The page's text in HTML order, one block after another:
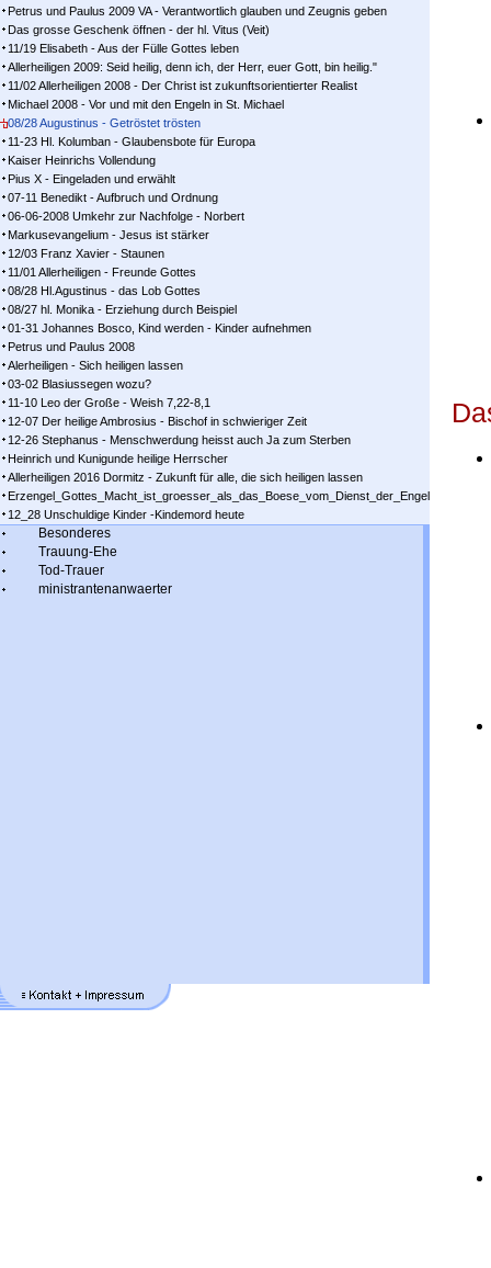
Petrus und Paulus 2009 VA - Verantwortlich glauben und Zeugnis geben
Das grosse Geschenk öffnen - der hl. Vitus (Veit)
11/19 Elisabeth - Aus der Fülle Gottes leben
Allerheiligen 2009: Seid heilig, denn ich, der Herr, euer Gott, bin heilig."
11/02 Allerheiligen 2008 - Der Christ ist zukunftsorientierter Realist
Michael 2008 - Vor und mit den Engeln in St. Michael
08/28 Augustinus - Getröstet trösten
11-23 Hl. Kolumban - Glaubensbote für Europa
Kaiser Heinrichs Vollendung
Pius X - Eingeladen und erwählt
07-11 Benedikt - Aufbruch und Ordnung
06-06-2008 Umkehr zur Nachfolge - Norbert
Markusevangelium - Jesus ist stärker
12/03 Franz Xavier - Staunen
11/01 Allerheiligen - Freunde Gottes
08/28 Hl.Agustinus - das Lob Gottes
08/27 hl. Monika - Erziehung durch Beispiel
01-31 Johannes Bosco, Kind werden - Kinder aufnehmen
Petrus und Paulus 2008
Alerheiligen - Sich heiligen lassen
03-02 Blasiussegen wozu?
11-10 Leo der Große - Weish 7,22-8,1
12-07 Der heilige Ambrosius - Bischof in schwieriger Zeit
12-26 Stephanus - Menschwerdung heisst auch Ja zum Sterben
Heinrich und Kunigunde heilige Herrscher
Allerheiligen 2016 Dormitz - Zukunft für alle, die sich heiligen lassen
Erzengel_Gottes_Macht_ist_groesser_als_das_Boese_vom_Dienst_der_Engel
12_28 Unschuldige Kinder -Kindemord heute
Besonderes
Trauung-Ehe
Tod-Trauer
ministrantenanwaerter